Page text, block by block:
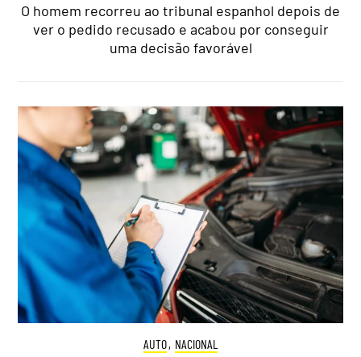
O homem recorreu ao tribunal espanhol depois de
ver o pedido recusado e acabou por conseguir
uma decisão favorável
AUTO, NACIONAL